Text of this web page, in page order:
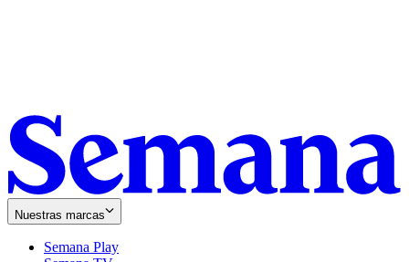
Nuestras marcas
Semana Play